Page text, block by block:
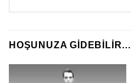
HOŞUNUZA GIDEBILIR…